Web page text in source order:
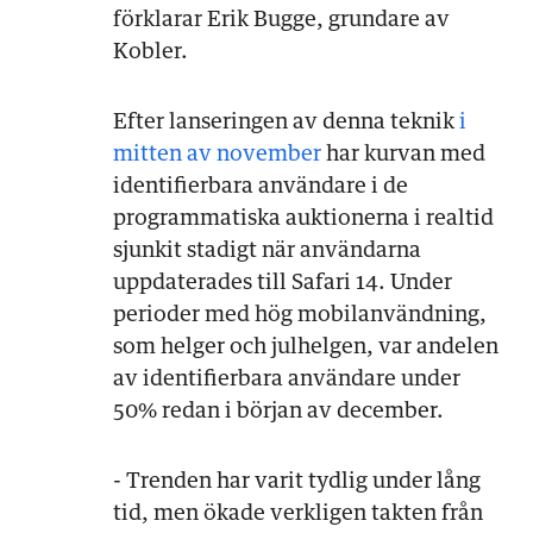
förklarar Erik Bugge, grundare av
Kobler.
Efter lanseringen av denna tekniki
mitten av november har kurvan med
identifierbara användare i de
programmatiska auktionerna i realtid
sjunkit stadigt när användarna
uppdaterades till Safari 14. Under
perioder med hög mobilanvändning,
som helger och julhelgen, var andelen
av identifierbara användare under
50% redan i början av december.
- Trenden har varit tydlig under lång
tid, men ökade verkligen takten från